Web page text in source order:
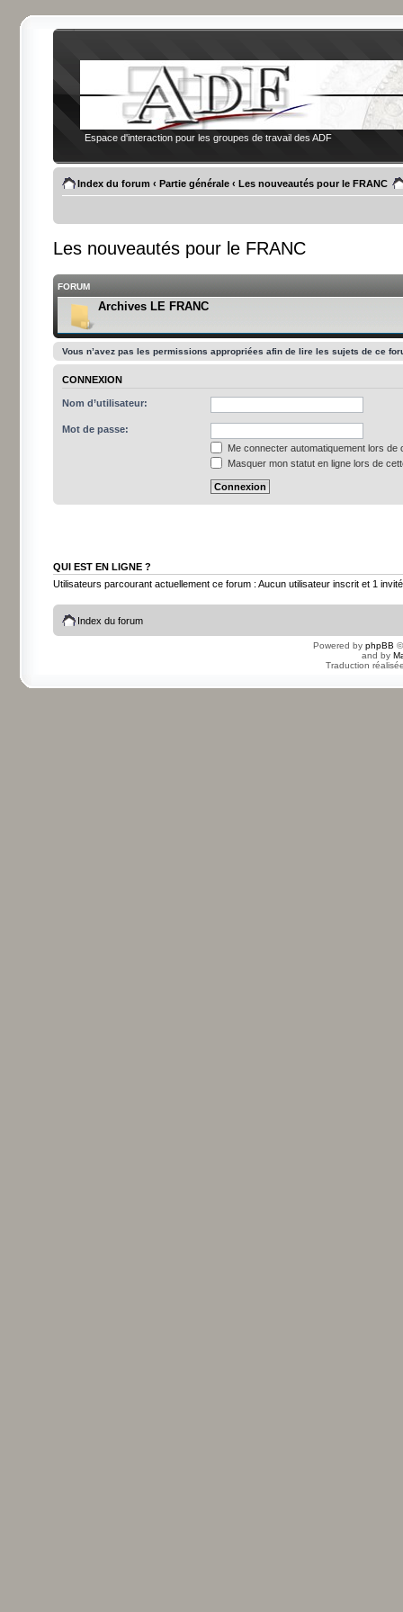
Espace d'interaction pour les groupes de travail des ADF
Index du forum ‹ Partie générale ‹ Les nouveautés pour le FRANC
Les nouveautés pour le FRANC
FORUM
Archives LE FRANC
Vous n’avez pas les permissions appropriées afin de lire les sujets de ce
CONNEXION
Nom d’utilisateur:
Mot de passe:
Me connecter automatiquement lors de
Masquer mon statut en ligne lors de
QUI EST EN LIGNE ?
Utilisateurs parcourant actuellement ce forum : Aucun utilisateur inscrit et 1 invité
Index du forum
Powered by phpBB
and by
Traduction